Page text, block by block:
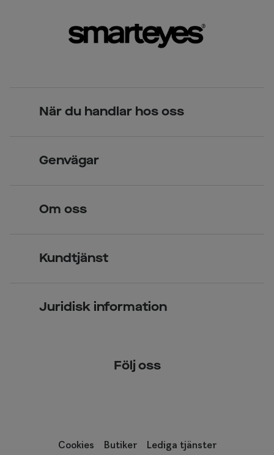
När du handlar hos oss
Över 70 butiker
Genvägar
Kontaktlinser
Om oss
Kundtjänst
Juridisk information
Följ oss
Cookies Butiker Lediga tjänster